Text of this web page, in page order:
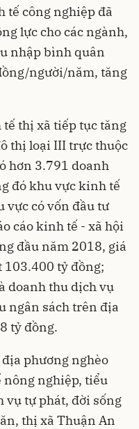
tế công nghiệp đã
lực cho các ngành,
nhập bình quân
người/năm, tăng
thị xã tiếp tục tăng
thị loại III trực thuộc
hơn 3.791 doanh
đó khu vực kinh tế
vực có vốn đầu tư
cáo kinh tế - xã hội
đầu năm 2018, giá
tỷ đồng;
doanh thu dịch vụ
ngân sách trên địa
tỷ đồng.
phương nghèo
nông nghiệp, tiểu
vụ tự phát, đời sống
thị xã Thuận An